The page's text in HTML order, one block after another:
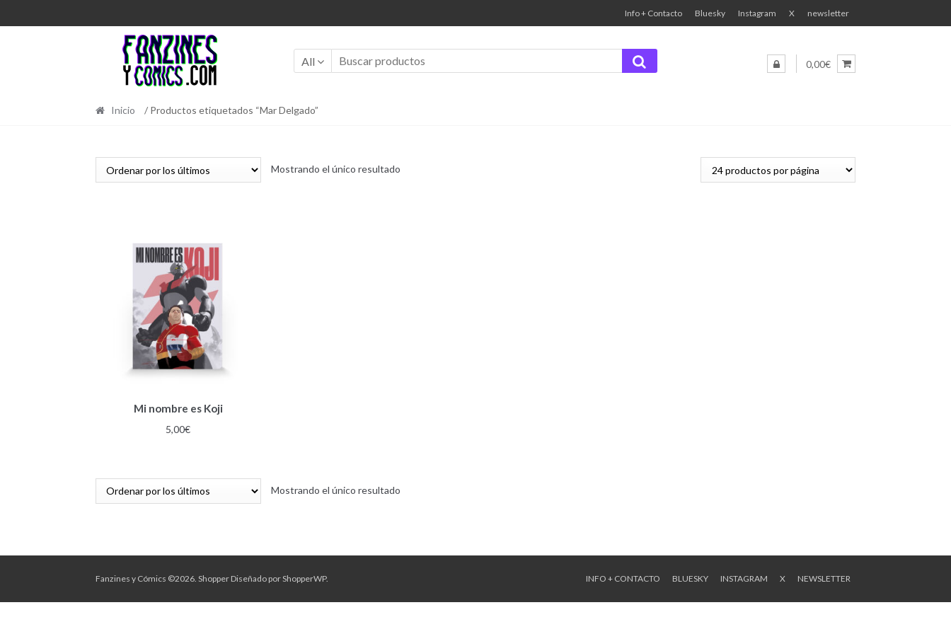
a
navegación
al
contenido
Info + Contacto Bluesky Instagram X newsletter
All 0,00€
Inicio / Productos etiquetados “Mar Delgado”
Mostrando el único resultado
Mi nombre es Koji
5,00€
Mostrando el único resultado
Fanzines y Cómics ©2026. ShopperDiseñado porShopperWP. INFO + CONTACTO BLUESKY INSTAGRAM X NEWSLETTER